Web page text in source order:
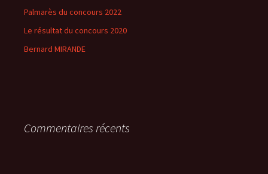
Palmarès du concours 2022
Le résultat du concours 2020
Bernard MIRANDE
Commentaires récents